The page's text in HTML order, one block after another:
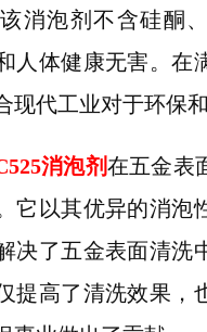
消泡剂不含硅酮
人体健康无害。在
现代工业对于环保
消泡剂在五金表
它以其优异的消泡
决了五金表面清洗
提高了清洗效果，